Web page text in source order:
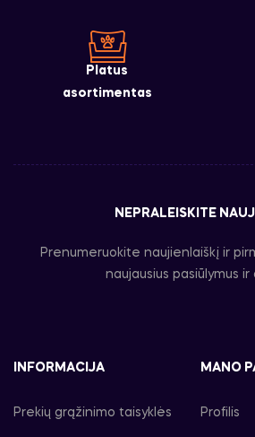
Platus
asortimentas
NEPRALEISKITE
Prenumeruokite naujienlaiškį ir
naujausius pasiūlymus ir
INFORMACIJA
Prekių grąžinimo taisyklės
MANO
Profilis